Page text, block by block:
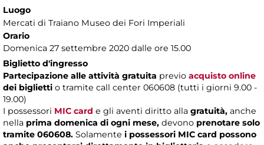
Luogo
Mercati di Traiano Museo dei Fori Imperiali
Orario
Domenica 27 settembre 2020 dalle ore 15.00
Biglietto d'ingresso
Partecipazione alle attività gratuita previo acquisto online
dei biglietti o tramite call center 060608 (tutti i giorni 9.00 -
19.00)
I possessori MIC card e gli aventi diritto alla gratuità, anche
nella prima domenica di ogni mese, devono prenotare solo
tramite 060608. Solamente i possessori MIC card possono